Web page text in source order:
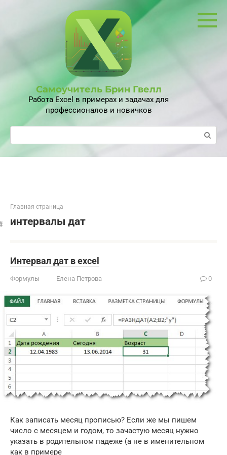
Самоучитель Брин Гвелл
Работа Excel в примерах и задачах для
профессионалов и новичков
Поиск:
Главная страница
интервалы дат
Интервал дат в excel
Формулы Елена Петрова 0
Как записать месяц прописью? Если же мы пишем
число с месяцем и годом, то зачастую месяц нужно
указать в родительном падеже (а не в именительном
как в примере